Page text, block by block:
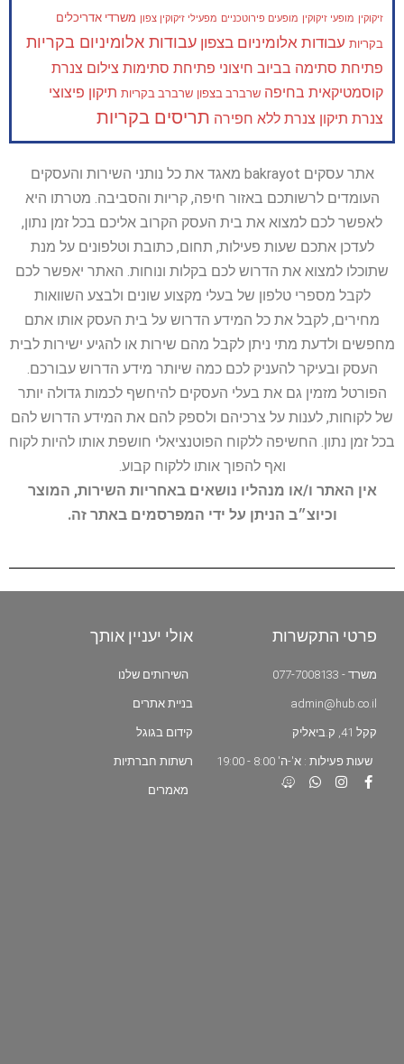
זיקוקין מופעי זיקוקין מופעים פירוטכניים מפעילי זיקוקין צפון משרדי אדריכלים
בקריות עבודות אלומיניום בצפון עבודות אלומיניום בקריות
פתיחת סתימה בביוב חיצוני פתיחת סתימות צילום צנרת
קוסמטיקאית בחיפה שרברב בצפון שרברב בקריות תיקון פיצוצי
צנרת תיקון צנרת ללא חפירה תריסים בקריות
אתר עסקים bakrayot מאגד את כל נותני השירות והעסקים
העומדים לרשותכם באזור חיפה, קריות והסביבה. מטרתו היא
לאפשר לכם למצוא את בית העסק הקרוב אליכם בכל זמן נתון,
לעדכן אתכם שעות פעילות, תחום, כתובת וטלפונים על מנת
שתוכלו למצוא את הדרוש לכם בקלות ונוחות. האתר יאפשר לכם
לקבל מספרי טלפון של בעלי מקצוע שונים ולבצע השוואות
מחירים, לקבל את כל המידע הדרוש על בית העסק אותו אתם
מחפשים ולדעת מתי ניתן לקבל מהם שירות או להגיע ישירות לבית
העסק ובעיקר להעניק לכם כמה שיותר מידע הדרוש עבורכם.
הפורטל מזמין גם את בעלי העסקים להיחשף לכמות גדולה יותר
של לקוחות, לענות על צרכיהם ולספק להם את המידע הדרוש להם
בכל זמן נתון. החשיפה ללקוח הפוטנציאלי חושפת אותו להיות לקוח
ואף להפוך אותו ללקוח קבוע.
אין האתר ו/או מנהליו נושאים באחריות השירות, המוצר
וכיוצ״ב הניתן על ידי המפרסמים באתר זה.
פרטי התקשרות
משרד - 077-7008133
admin@hub.co.il
קקל 41, ק.ביאליק
שעות פעילות : א'-ה' 8:00 - 19:00
אולי יעניין אותך
השירותים שלנו
בניית אתרים
קידום בגוגל
רשתות חברתיות
מאמרים